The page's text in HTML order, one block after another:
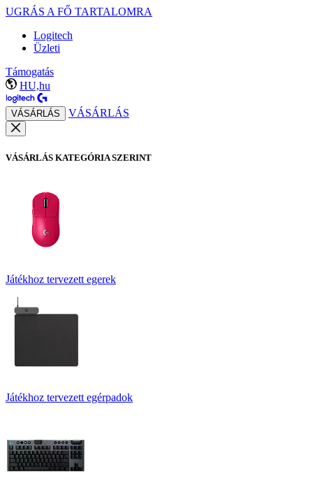
UGRÁS A FŐ TARTALOMRA
Logitech
Üzleti
Támogatás
HU,hu
VÁSÁRLÁS VÁSÁRLÁS
VÁSÁRLÁS KATEGÓRIA SZERINT
Játékhoz tervezett egerek
Játékhoz tervezett egérpadok